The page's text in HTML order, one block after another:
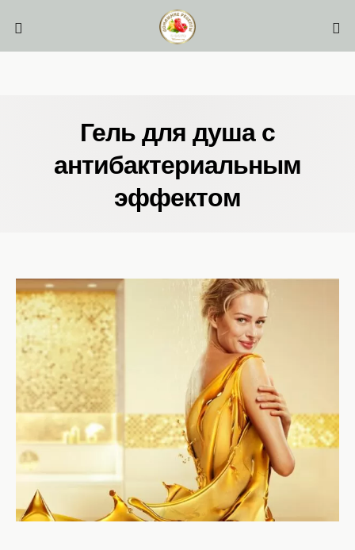
Гель для душа с
антибактериальным
эффектом